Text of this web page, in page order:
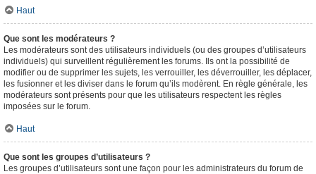
Haut
Que sont les modérateurs ?
Les modérateurs sont des utilisateurs individuels (ou des groupes d’utilisateurs
individuels) qui surveillent régulièrement les forums. Ils ont la possibilité de
modifier ou de supprimer les sujets, les verrouiller, les déverrouiller, les déplacer,
les fusionner et les diviser dans le forum qu’ils modèrent. En règle générale, les
modérateurs sont présents pour que les utilisateurs respectent les règles
imposées sur le forum.
Haut
Que sont les groupes d’utilisateurs ?
Les groupes d’utilisateurs sont une façon pour les administrateurs du forum de